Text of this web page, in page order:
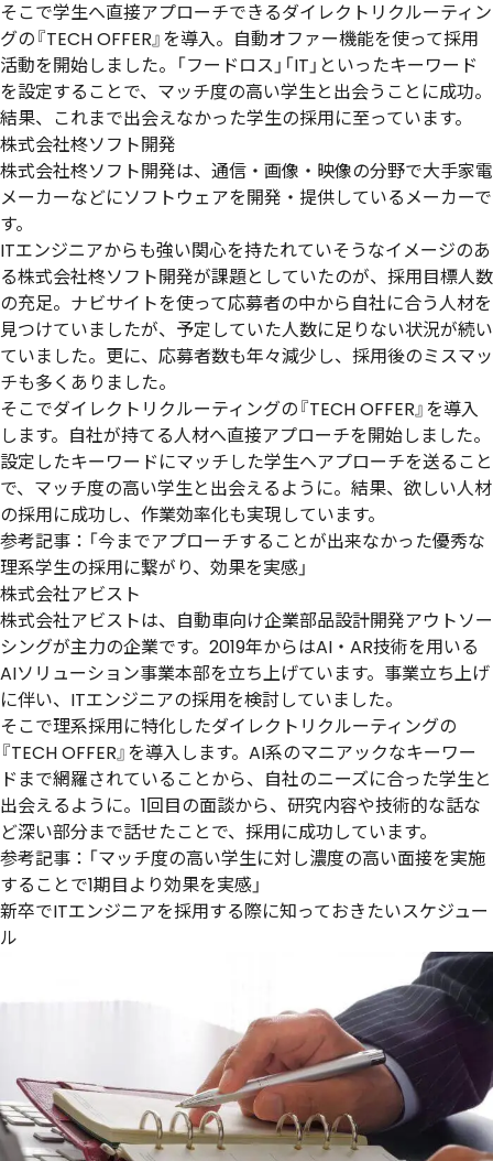
そこで学生へ直接アプローチできるダイレクトリクルーティン
グの『TECH OFFER』を導入。自動オファー機能を使って採用
活動を開始しました。「フードロス」「IT」といったキーワード
を設定することで、マッチ度の高い学生と出会うことに成功。
結果、これまで出会えなかった学生の採用に至っています。
株式会社柊ソフト開発
株式会社柊ソフト開発は、通信・画像・映像の分野で大手家電
メーカーなどにソフトウェアを開発・提供しているメーカーで
す。
ITエンジニアからも強い関心を持たれていそうなイメージのあ
る株式会社柊ソフト開発が課題としていたのが、採用目標人数
の充足。ナビサイトを使って応募者の中から自社に合う人材を
見つけていましたが、予定していた人数に足りない状況が続い
ていました。更に、応募者数も年々減少し、採用後のミスマッ
チも多くありました。
そこでダイレクトリクルーティングの『TECH OFFER』を導入
します。自社が持てる人材へ直接アプローチを開始しました。
設定したキーワードにマッチした学生へアプローチを送ること
で、マッチ度の高い学生と出会えるように。結果、欲しい人材
の採用に成功し、作業効率化も実現しています。
参考記事：「今までアプローチすることが出来なかった優秀な
理系学生の採用に繋がり、効果を実感」
株式会社アビスト
株式会社アビストは、自動車向け企業部品設計開発アウトソー
シングが主力の企業です。2019年からはAI・AR技術を用いる
AIソリューション事業本部を立ち上げています。事業立ち上げ
に伴い、ITエンジニアの採用を検討していました。
そこで理系採用に特化したダイレクトリクルーティングの
『TECH OFFER』を導入します。AI系のマニアックなキーワー
ドまで網羅されていることから、自社のニーズに合った学生と
出会えるように。1回目の面談から、研究内容や技術的な話な
ど深い部分まで話せたことで、採用に成功しています。
参考記事：「マッチ度の高い学生に対し濃度の高い面接を実施
することで1期目より効果を実感」
新卒でITエンジニアを採用する際に知っておきたいスケジュー
ル